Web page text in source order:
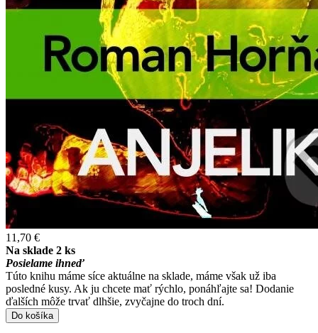
11,70 €
Na sklade 2 ks
Posielame ihneď
Túto knihu máme síce aktuálne na sklade, máme však už iba
posledné kusy. Ak ju chcete mať rýchlo, ponáhľajte sa! Dodanie
ďalších môže trvať dlhšie, zvyčajne do troch dní.
Do košíka